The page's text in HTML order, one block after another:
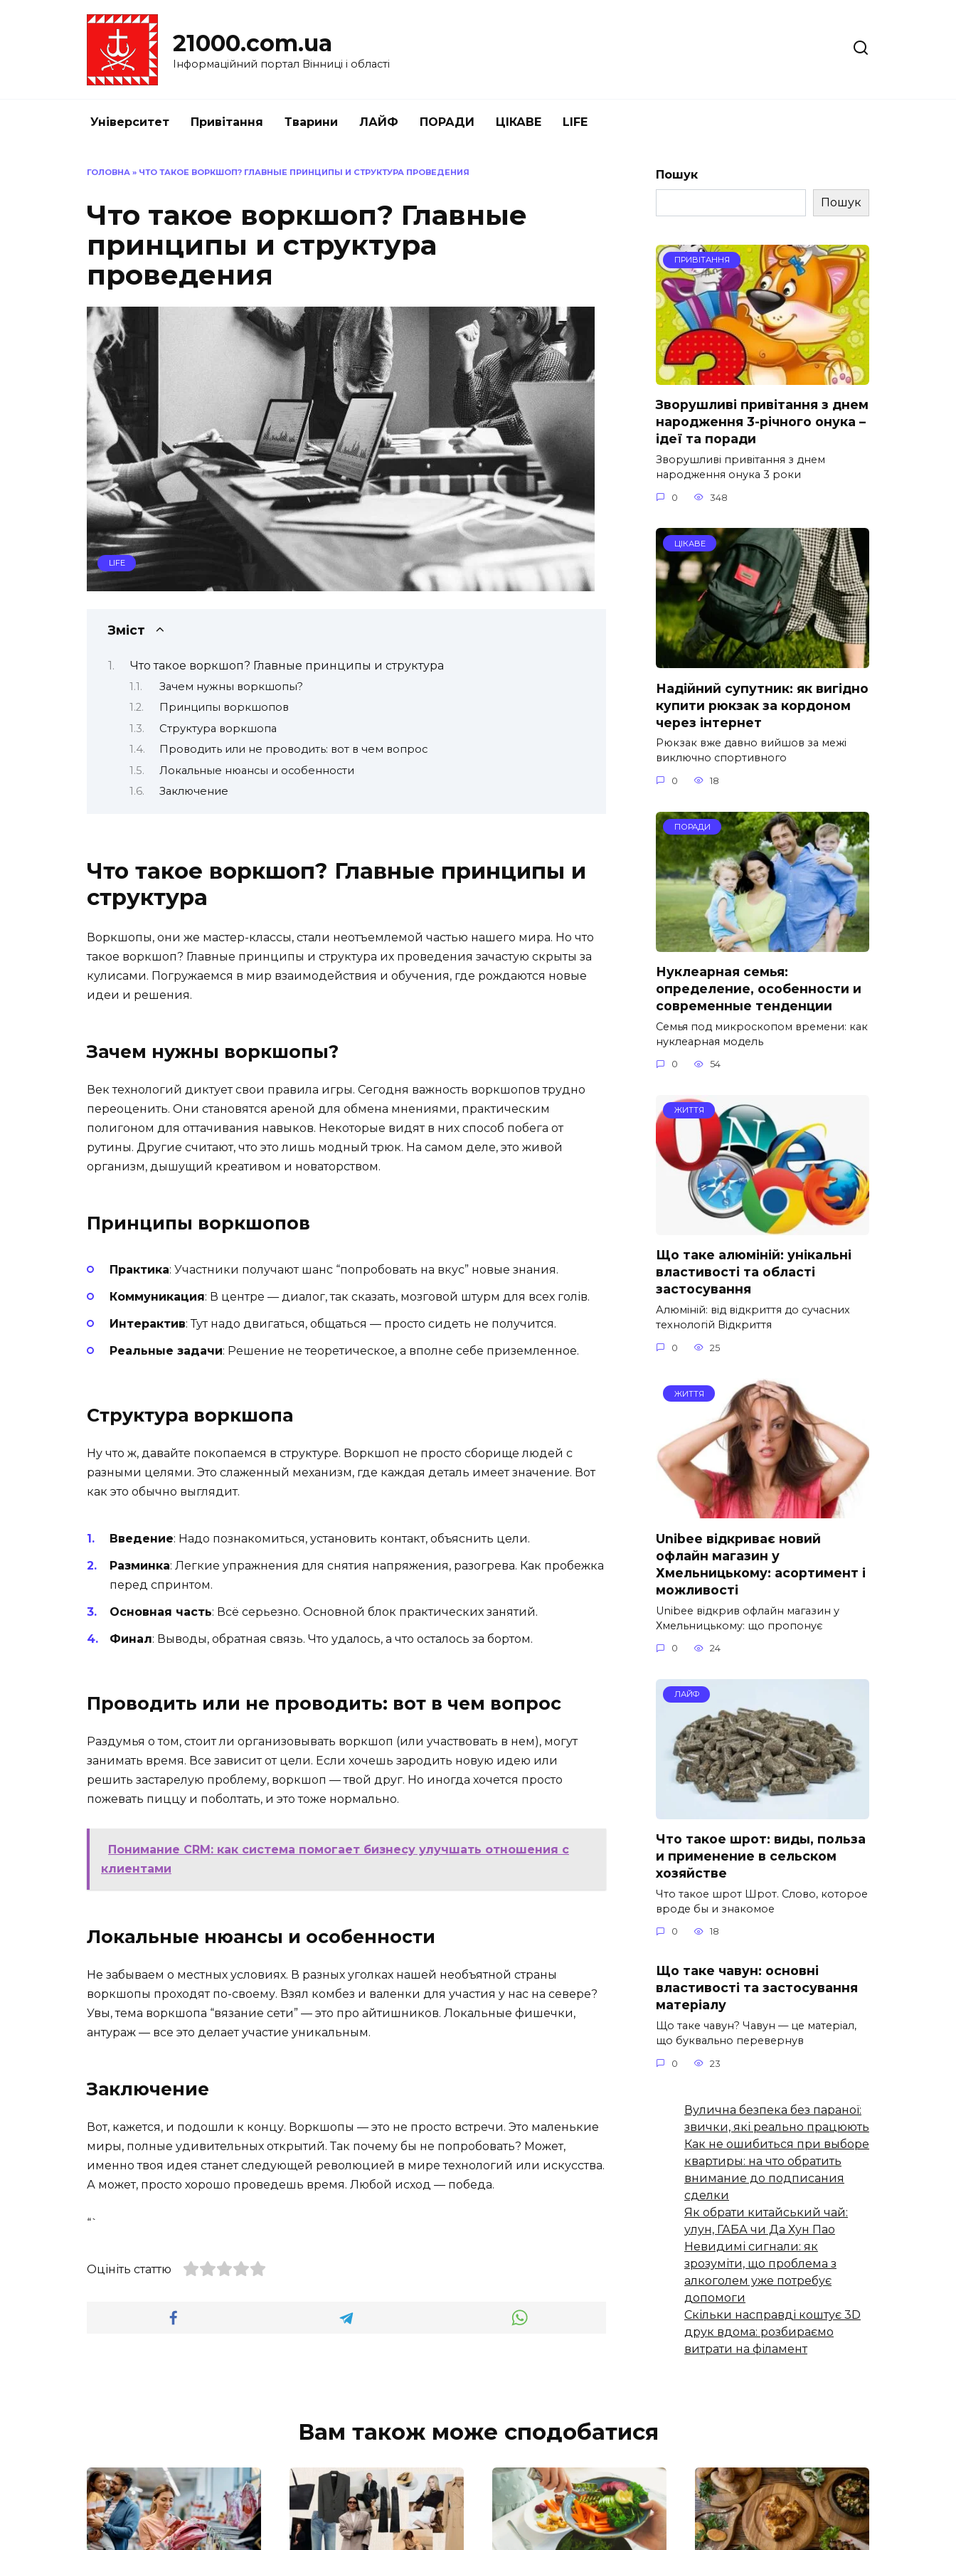
21000.com.ua
Інформаційний портал Вінниці і області
Університет Привітання Тварини ЛАЙФ ПОРАДИ ЦІКАВЕ LIFE
ГОЛОВНА » ЧТО ТАКОЕ ВОРКШОП? ГЛАВНЫЕ ПРИНЦИПЫ И СТРУКТУРА ПРОВЕДЕНИЯ
Что такое воркшоп? Главные
принципы и структура
проведения
LIFE
Зміст
Что такое воркшоп? Главные принципы и структура
Зачем нужны воркшопы?
Принципы воркшопов
Структура воркшопа
Проводить или не проводить: вот в чем вопрос
Локальные нюансы и особенности
Заключение
Что такое воркшоп? Главные принципы и
структура
Воркшопы, они же мастер-классы, стали неотъемлемой частью нашего мира. Но что
такое воркшоп? Главные принципы и структура их проведения зачастую скрыты за
кулисами. Погружаемся в мир взаимодействия и обучения, где рождаются новые
идеи и решения.
Зачем нужны воркшопы?
Век технологий диктует свои правила игры. Сегодня важность воркшопов трудно
переоценить. Они становятся ареной для обмена мнениями, практическим
полигоном для оттачивания навыков. Некоторые видят в них способ побега от
рутины. Другие считают, что это лишь модный трюк. На самом деле, это живой
организм, дышущий креативом и новаторством.
Принципы воркшопов
Практика: Участники получают шанс “попробовать на вкус” новые знания.
Коммуникация: В центре — диалог, так сказать, мозговой штурм для всех голів.
Интерактив: Тут надо двигаться, общаться — просто сидеть не получится.
Реальные задачи: Решение не теоретическое, а вполне себе приземленное.
Структура воркшопа
Ну что ж, давайте покопаемся в структуре. Воркшоп не просто сборище людей с
разными целями. Это слаженный механизм, где каждая деталь имеет значение. Вот
как это обычно выглядит.
Введение: Надо познакомиться, установить контакт, объяснить цели.
Разминка: Легкие упражнения для снятия напряжения, разогрева. Как пробежка
перед спринтом.
Основная часть: Всё серьезно. Основной блок практических занятий.
Финал: Выводы, обратная связь. Что удалось, а что осталось за бортом.
Проводить или не проводить: вот в чем вопрос
Раздумья о том, стоит ли организовывать воркшоп (или участвовать в нем), могут
занимать время. Все зависит от цели. Если хочешь зародить новую идею или
решить застарелую проблему, воркшоп — твой друг. Но иногда хочется просто
пожевать пиццу и поболтать, и это тоже нормально.
Понимание CRM: как система помогает бизнесу улучшать отношения с
клиентами
Локальные нюансы и особенности
Не забываем о местных условиях. В разных уголках нашей необъятной страны
воркшопы проходят по-своему. Взял комбез и валенки для участия у нас на севере?
Увы, тема воркшопа “вязание сети” — это про айтишников. Локальные фишечки,
антураж — все это делает участие уникальным.
Заключение
Вот, кажется, и подошли к концу. Воркшопы — это не просто встречи. Это маленькие
миры, полные удивительных открытий. Так почему бы не попробовать? Может,
именно твоя идея станет следующей революцией в мире технологий или искусства.
А может, просто хорошо проведешь время. Любой исход — победа.
“`
Оцініть статтю
Пошук
Пошук
ПРИВІТАННЯ
Зворушливі привітання з днем
народження 3-річного онука –
ідеї та поради
Зворушливі привітання з днем
народження онука 3 роки
0 348
ЦІКАВЕ
Надійний супутник: як вигідно
купити рюкзак за кордоном
через інтернет
Рюкзак вже давно вийшов за межі
виключно спортивного
0 18
ПОРАДИ
Нуклеарная семья:
определение, особенности и
современные тенденции
Семья под микроскопом времени: как
нуклеарная модель
0 54
ЖИТТЯ
Що таке алюміній: унікальні
властивості та області
застосування
Алюміній: від відкриття до сучасних
технологій Відкриття
0 25
ЖИТТЯ
Unibee відкриває новий
офлайн магазин у
Хмельницькому: асортимент і
можливості
Unibee відкрив офлайн магазин у
Хмельницькому: що пропонує
0 24
ЛАЙФ
Что такое шрот: виды, польза
и применение в сельском
хозяйстве
Что такое шрот Шрот. Слово, которое
вроде бы и знакомое
0 18
Що таке чавун: основні
властивості та застосування
матеріалу
Що таке чавун? Чавун — це матеріал,
що буквально перевернув
0 23
Вулична безпека без параної:
звички, які реально працюють
Как не ошибиться при выборе
квартиры: на что обратить
внимание до подписания
сделки
Як обрати китайський чай:
улун, ГАБА чи Да Хун Пао
Невидимі сигнали: як
зрозуміти, що проблема з
алкоголем уже потребує
допомоги
Скільки насправді коштує 3D
друк вдома: розбираємо
витрати на філамент
Вам також може сподобатися